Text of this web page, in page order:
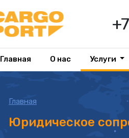
Главная О нас Услуги
Главная
Юридическoе